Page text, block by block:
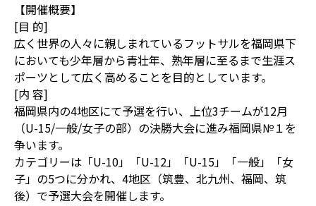
【開催概要】
[目 的]
広く世界の人々に親しまれているフットサルを福岡県下
においても少年層から青壮年、熟年層に至るまで生涯ス
ポーツとして広く高めることを目的としています。
[内 容]
福岡県内の4地区にて予選を行い、上位3チームが12月
（U-15/一般/女子の部）の決勝大会に進み福岡県№１を
争います。
カテゴリーは「U-10」「U-12」「U-15」「一般」「女
子」の5つに分かれ、4地区（筑豊、北九州、福岡、筑
後）で予選大会を開催します。